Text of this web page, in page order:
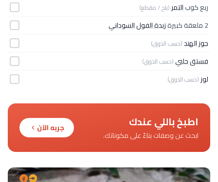
ربع كوبالتمر (بلح / مقطع)
2 ملعقة كبيرة
زبدة الفول السوداني
جوز الهند(حسب الذوق)
فستق حلبي (حسب الذوق)
لوز (حسب الذوق)
اطبخ باللي عندك
ابحث عن وصفات بناءً على مكوناتك.
جربه الآن